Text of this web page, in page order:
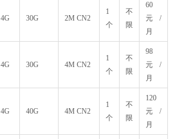
4G 30G 2M CN2
1
个
不
限
60
元/
月
4G 30G 4M CN2
1
个
不
限
98
元/
月
4G 40G 4M CN2
1
个
不
限
120
元/
月